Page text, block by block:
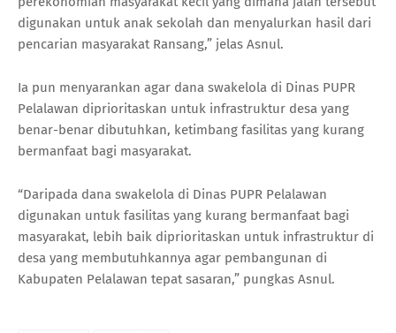
digunakan untuk anak sekolah dan menyalurkan hasil dari
pencarian masyarakat Ransang,” jelas Asnul.
Ia pun menyarankan agar dana swakelola di Dinas PUPR
Pelalawan diprioritaskan untuk infrastruktur desa yang
benar-benar dibutuhkan, ketimbang fasilitas yang kurang
bermanfaat bagi masyarakat.
“Daripada dana swakelola di Dinas PUPR Pelalawan
digunakan untuk fasilitas yang kurang bermanfaat bagi
masyarakat, lebih baik diprioritaskan untuk infrastruktur di
desa yang membutuhkannya agar pembangunan di
Kabupaten Pelalawan tepat sasaran,” pungkas Asnul.